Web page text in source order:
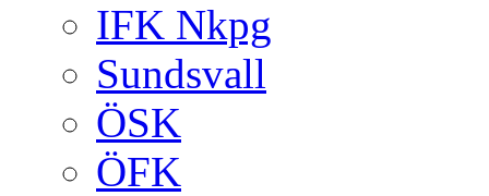
IFK Nkpg
Sundsvall
ÖSK
ÖFK